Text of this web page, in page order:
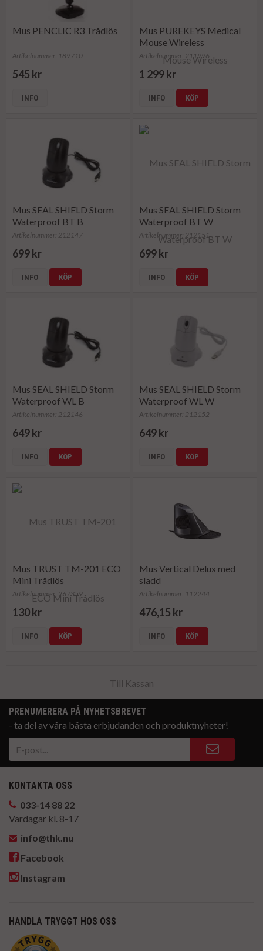
Mus PENCLIC R3 Trådlös
Artikelnummer: 189710
545 kr
INFO
Mus PUREKEYS Medical
Mouse Wireless
Artikelnummer: 211996
1 299 kr
INFO KÖP
Mus SEAL SHIELD Storm
Waterproof BT B
Artikelnummer: 212147
699 kr
INFO KÖP
Mus SEAL SHIELD Storm
Waterproof BT W
Artikelnummer: 212151
699 kr
INFO KÖP
Mus SEAL SHIELD Storm
Waterproof WL B
Artikelnummer: 212146
649 kr
INFO KÖP
Mus SEAL SHIELD Storm
Waterproof WL W
Artikelnummer: 212152
649 kr
INFO KÖP
Mus TRUST TM-201 ECO
Mini Trådlös
Artikelnummer: 267359
130 kr
INFO KÖP
Mus Vertical Delux med
sladd
Artikelnummer: 112244
476,15 kr
INFO KÖP
Till Kassan
PRENUMERERA PÅ NYHETSBREVET
- ta del av våra bästa erbjudanden och produktnyheter!
KONTAKTA OSS
033-14 88 22
Vardagar kl. 8-17
info@thk.nu
Facebook
Instagram
HANDLA TRYGGT HOS OSS